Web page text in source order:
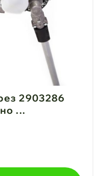
2903286
...